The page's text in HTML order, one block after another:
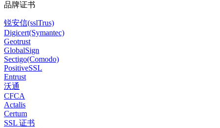
品牌证书
锐安信(sslTrus)
Digicert(Symantec)
Geotrust
GlobalSign
Sectigo(Comodo)
PositiveSSL
Entrust
沃通
CFCA
Actalis
Certum
SSL 证书